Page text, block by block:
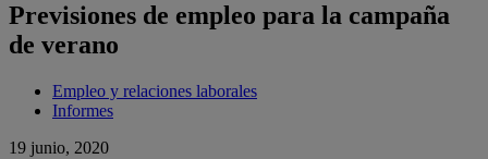
Previsiones de empleo para la campaña
de verano
Empleo y relaciones laborales
Informes
19 junio, 2020